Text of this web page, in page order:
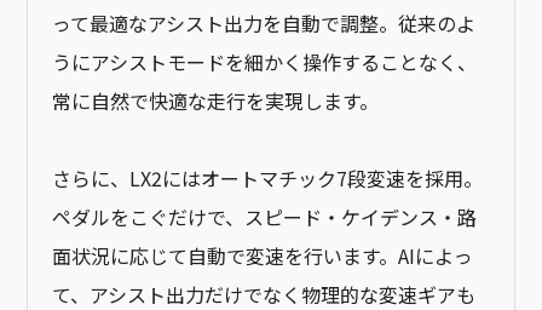
って最適なアシスト出力を自動で調整。従来のよ
うにアシストモードを細かく操作することなく、
常に自然で快適な走行を実現します。
さらに、LX2にはオートマチック7段変速を採用。
ペダルをこぐだけで、スピード・ケイデンス・路
面状況に応じて自動で変速を行います。AIによっ
て、アシスト出力だけでなく物理的な変速ギアも